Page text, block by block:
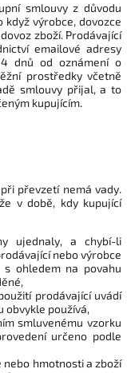
smlouvy z důvodu
když výrobce, dovozce
zboží. Prodávající
emailové adresy
dnů od oznámení o
prostředky včetně
smlouvy přijal, a to
kupujícím.
převzetí nemá vady.
v době, kdy kupující
ujednaly, a chybí-li
nebo výrobce
ohledem na povahu
prodávající uvádí
obvykle používá,
smluvenému vzorku
určeno podle
nebo hmotnosti a zboží